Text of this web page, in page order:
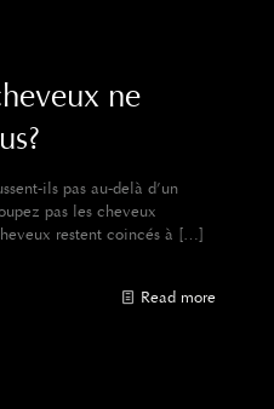
ne
ils pas au-delà d’un
pas les cheveux
restent coincés à […]
Read more